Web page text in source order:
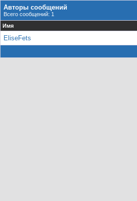
Авторы сообщений
Всего сообщений: 1
Имя
EliseFets